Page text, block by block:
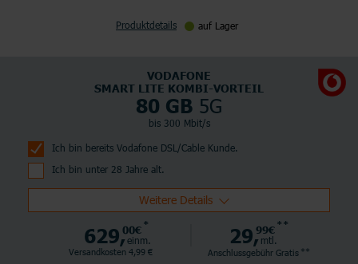
Produktdetails auf Lager
VODAFONE
SMART LITE KOMBI-VORTEIL
80 GB 5G
bis 300 Mbit/s
Ich bin bereits Vodafone DSL/Cable Kunde.
Ich bin unter 28 Jahre alt.
Weitere Details
629,00€ *
einm.
Versandkosten 4,99 €
29,99€ **
mtl.
Anschlussgebühr Gratis **